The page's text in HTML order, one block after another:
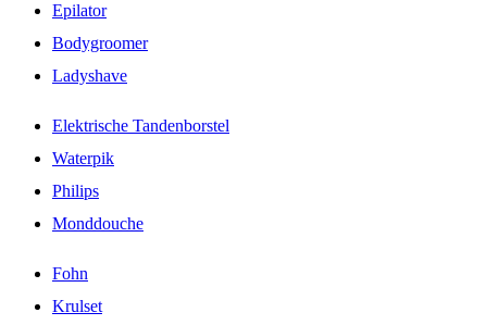
Epilator
Bodygroomer
Ladyshave
Elektrische Tandenborstel
Waterpik
Philips
Monddouche
Fohn
Krulset